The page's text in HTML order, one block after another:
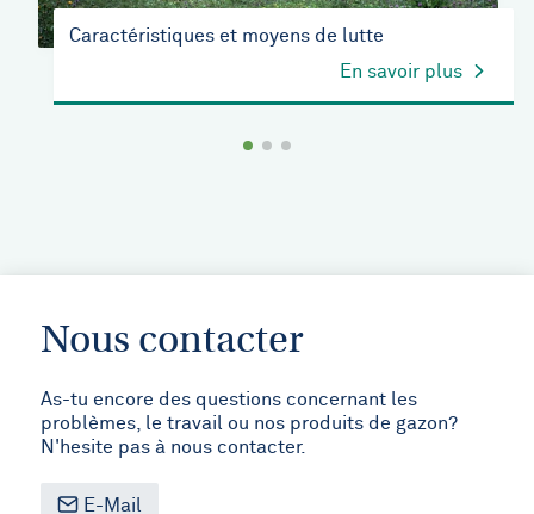
Caractéristiques et moyens de lutte
En savoir plus
Nous contacter
As-tu encore des questions concernant les
problèmes, le travail ou nos produits de gazon?
N'hesite pas à nous contacter.
E-Mail